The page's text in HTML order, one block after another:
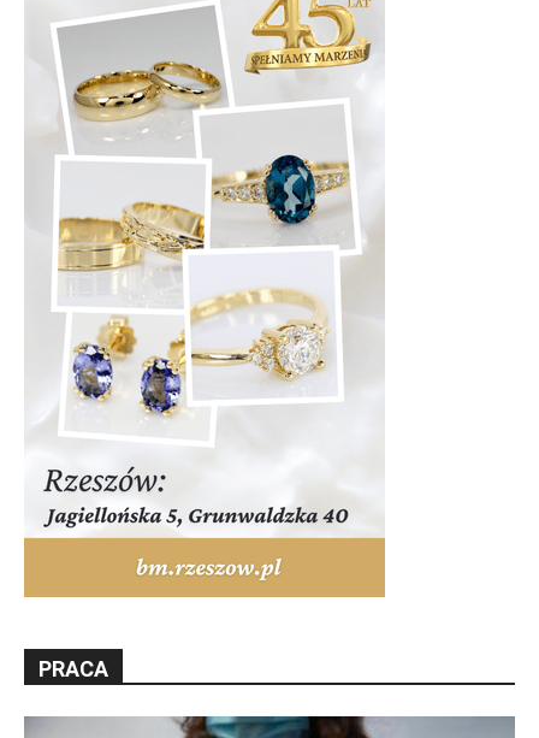
PRACA